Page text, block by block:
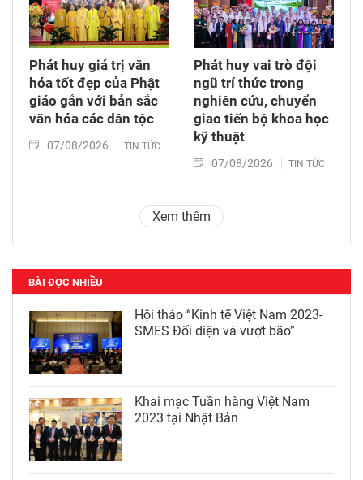
Phát huy giá trị văn
hóa tốt đẹp của Phật
giáo gắn với bản sắc
văn hóa các dân tộc
07/08/2026 TIN TỨC
Phát huy vai trò đội
ngũ trí thức trong
nghiên cứu, chuyển
giao tiến bộ khoa học
kỹ thuật
07/08/2026 TIN TỨC
Xem thêm
BÀI ĐỌC NHIỀU
Hội thảo “Kinh tế Việt Nam 2023-
SMES Đối diện và vượt bão”
Khai mạc Tuần hàng Việt Nam
2023 tại Nhật Bản